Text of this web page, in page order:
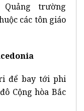
trường
các tôn giáo
để bay tới phi
Cộng hòa Bắc